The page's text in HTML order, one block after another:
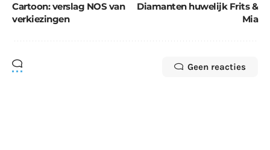
Cartoon: verslag NOS van
verkiezingen
Diamanten huwelijk Frits &
Mia
Geen reacties